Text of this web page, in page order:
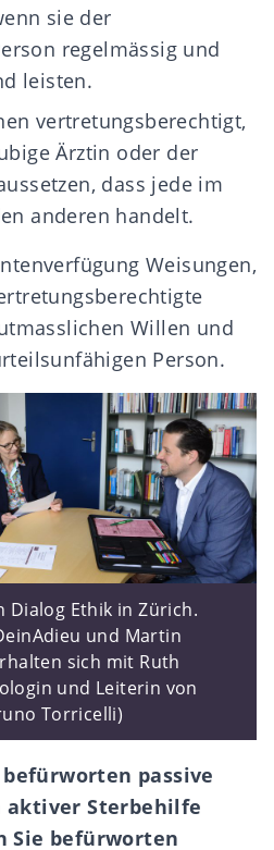
sie der
regelmässig und
leisten.
vertretungsberechtigt,
Ärztin oder der
dass jede im
anderen handelt.
Weisungen,
Willen und
Person.
Dialog Ethik in Zürich.
und Martin
sich mit Ruth
und Leiterin von
Torricelli)
passive
aktiver Sterbehilfe
Sie befürworten